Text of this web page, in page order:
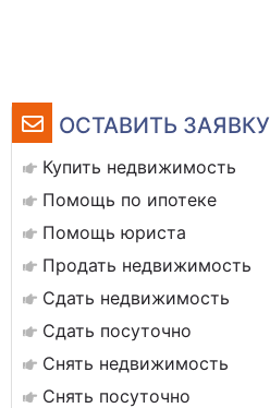
ОСТАВИТЬ ЗАЯВКУ
Купить недвижимость
Помощь по ипотеке
Помощь юриста
Продать недвижимость
Сдать недвижимость
Сдать посуточно
Снять недвижимость
Снять посуточно